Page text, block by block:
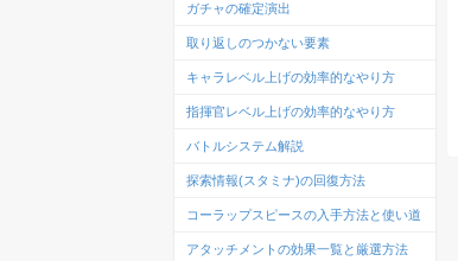
ガチャの確定演出
取り返しのつかない要素
キャラレベル上げの効率的なやり方
指揮官レベル上げの効率的なやり方
バトルシステム解説
探索情報(スタミナ)の回復方法
コーラップスピースの入手方法と使い道
アタッチメントの効果一覧と厳選方法